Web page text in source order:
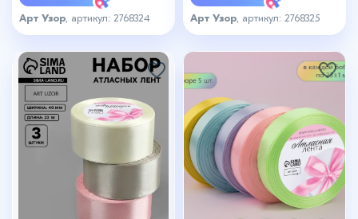
Арт Узор , артикул: 2768324 Арт Узор , артикул: 2768325